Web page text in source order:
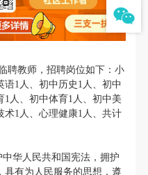
聘教师，招聘岗位如下：小
1人、初中历史1人、初中
1人、初中体育1人、初中美
术1人、心理健康1人、共计
华人民共和国宪法，拥护
具有为人民服务的思想，遵